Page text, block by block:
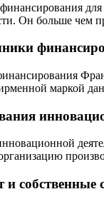
Он больше чем
маркой
собственные